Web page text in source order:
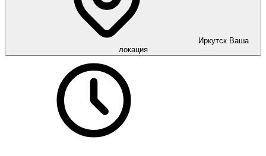
Иркутск Ваша
локация